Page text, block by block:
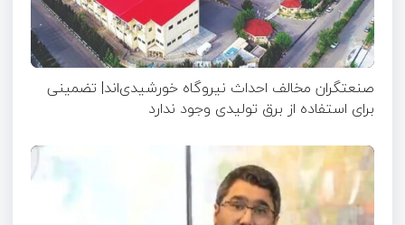
صنعتگران مخالف احداث نیروگاه خورشیدی‌اند| تضمینی
برای استفاده از برق تولیدی وجود ندارد